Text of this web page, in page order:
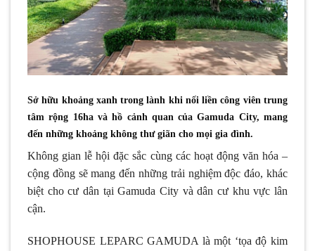
Sở hữu khoảng xanh trong lành khi nối liền công viên trung
tâm rộng 16ha và hồ cảnh quan của Gamuda City, mang
đến những khoảng không thư giãn cho mọi gia đình.
Không gian lễ hội đặc sắc cùng các hoạt động văn hóa –
cộng đồng sẽ mang đến những trải nghiệm độc đáo, khác
biệt cho cư dân tại Gamuda City và dân cư khu vực lân
cận.
SHOPHOUSE LEPARC GAMUDA là một ‘tọa độ kim